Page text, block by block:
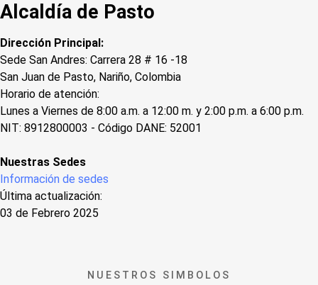
Alcaldía de Pasto
Dirección Principal:
Sede San Andres: Carrera 28 # 16 -18
San Juan de Pasto, Nariño, Colombia
Horario de atención:
Lunes a Viernes de 8:00 a.m. a 12:00 m. y 2:00 p.m. a 6:00 p.m.
NIT: 8912800003 - Código DANE: 52001
Nuestras Sedes
Información de sedes
Última actualización:
03 de Febrero 2025
NUESTROS SIMBOLOS